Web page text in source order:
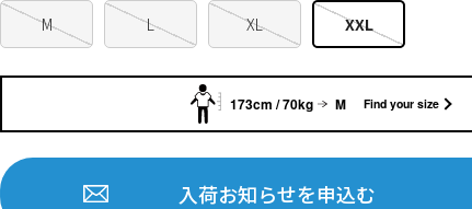
M L XL XXL
入荷お知らせを申込む
173cm / 70kg M Find your size